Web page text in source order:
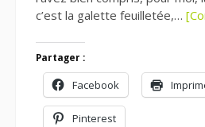
c’est la galette feuilletée,…
Partager :
Facebook
Pinterest